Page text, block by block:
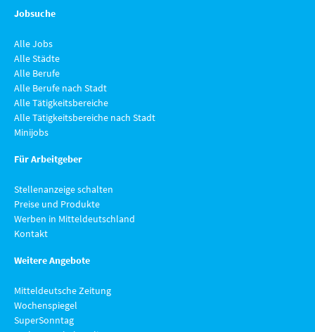
Jobsuche
Alle Jobs
Alle Städte
Alle Berufe
Alle Berufe nach Stadt
Alle Tätigkeitsbereiche
Alle Tätigkeitsbereiche nach Stadt
Minijobs
Für Arbeitgeber
Stellenanzeige schalten
Preise und Produkte
Werben in Mitteldeutschland
Kontakt
Weitere Angebote
Mitteldeutsche Zeitung
Wochenspiegel
SuperSonntag